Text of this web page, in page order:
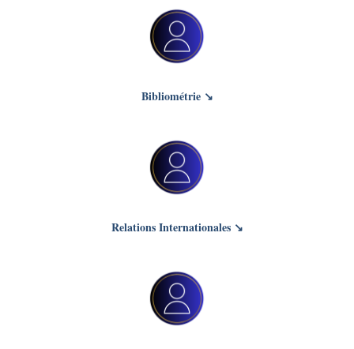
Bibliométrie ↘
Relations Internationales ↘